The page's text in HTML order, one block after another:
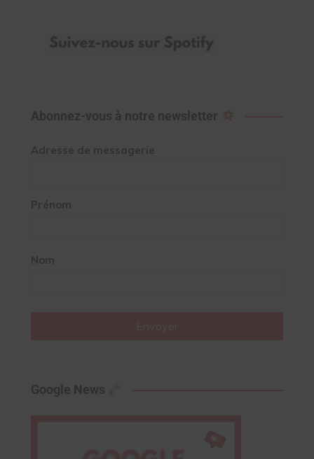
Abonnez-vous à notre newsletter
Adresse de messagerie
Prénom
Nom
Google News